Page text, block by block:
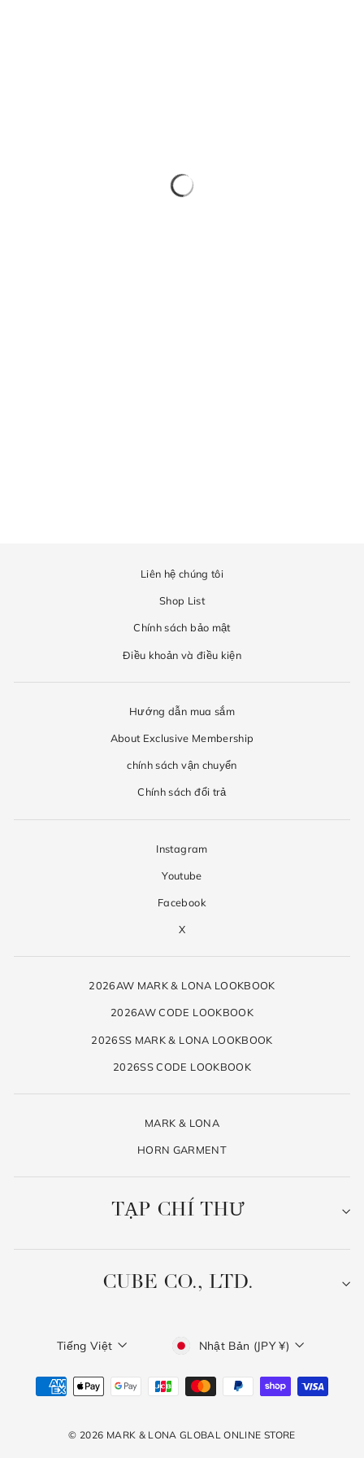
Liên hệ chúng tôi
Shop List
Chính sách bảo mật
Điều khoản và điều kiện
Hướng dẫn mua sắm
About Exclusive Membership
chính sách vận chuyển
Chính sách đổi trả
Instagram
Youtube
Facebook
X
2026AW MARK & LONA LOOKBOOK
2026AW CODE LOOKBOOK
2026SS MARK & LONA LOOKBOOK
2026SS CODE LOOKBOOK
MARK & LONA
HORN GARMENT
TẠP CHÍ THƯ
CUBE CO., LTD.
Ngôn
ngữ
Tiếng Việt TiềnNhật Bản (JPY ¥)
© 2026 MARK & LONA GLOBAL ONLINE STORE